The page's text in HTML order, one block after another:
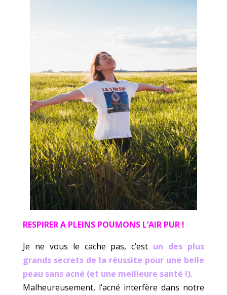
RESPIRER A PLEINS POUMONS L’AIR PUR !
Je ne vous le cache pas, c’est un des plus
grands secrets de la réussite pour une belle
peau sans acné (et une meilleure santé !).
Malheureusement, l’acné interfère dans notre